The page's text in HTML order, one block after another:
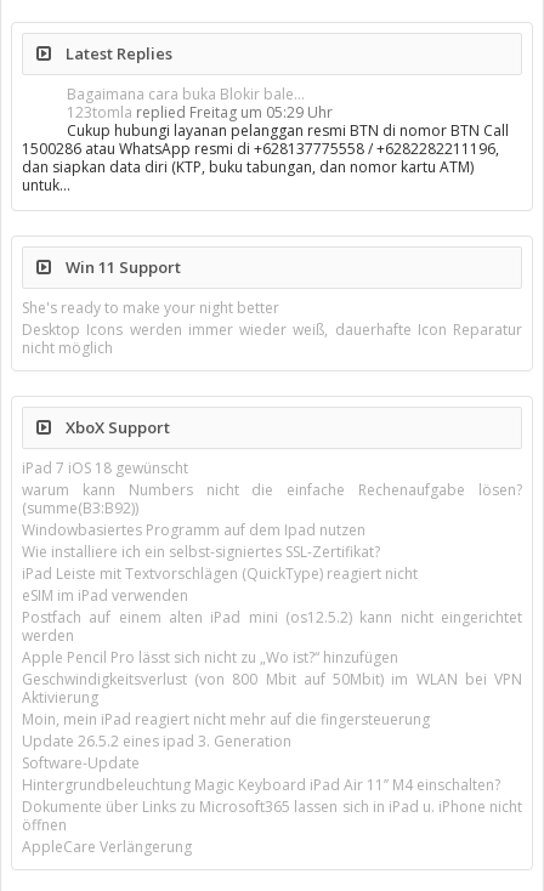
Latest Replies
Bagaimana cara buka Blokir bale...
123tomla replied Freitag um 05:29 Uhr
Cukup hubungi layanan pelanggan resmi BTN di nomor BTN Call
1500286 atau WhatsApp resmi di +628137775558 / +6282282211196,
dan siapkan data diri (KTP, buku tabungan, dan nomor kartu ATM)
untuk…
Win 11 Support
She's ready to make your night better
Desktop Icons werden immer wieder weiß, dauerhafte Icon Reparatur
nicht möglich
XboX Support
iPad 7 iOS 18 gewünscht
warum kann Numbers nicht die einfache Rechenaufgabe lösen?
(summe(B3:B92))
Windowbasiertes Programm auf dem Ipad nutzen
Wie installiere ich ein selbst-signiertes SSL-Zertifikat?
iPad Leiste mit Textvorschlägen (QuickType) reagiert nicht
eSIM im iPad verwenden
Postfach auf einem alten iPad mini (os12.5.2) kann nicht eingerichtet
werden
Apple Pencil Pro lässt sich nicht zu „Wo ist?“ hinzufügen
Geschwindigkeitsverlust (von 800 Mbit auf 50Mbit) im WLAN bei VPN
Aktivierung
Moin, mein iPad reagiert nicht mehr auf die fingersteuerung
Update 26.5.2 eines ipad 3. Generation
Software-Update
Hintergrundbeleuchtung Magic Keyboard iPad Air 11’’ M4 einschalten?
Dokumente über Links zu Microsoft365 lassen sich in iPad u. iPhone nicht
öffnen
AppleCare Verlängerung